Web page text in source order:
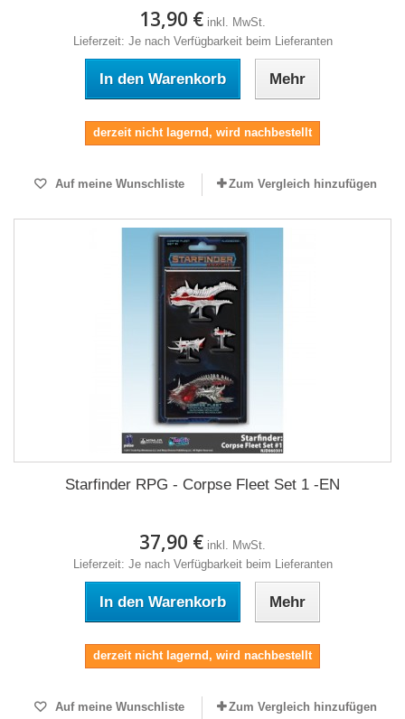
13,90 € inkl. MwSt.
Lieferzeit: Je nach Verfügbarkeit beim Lieferanten
In den Warenkorb Mehr
derzeit nicht lagernd, wird nachbestellt
Auf meine Wunschliste Zum Vergleich hinzufügen
Starfinder RPG - Corpse Fleet Set 1 -EN
37,90 € inkl. MwSt.
Lieferzeit: Je nach Verfügbarkeit beim Lieferanten
In den Warenkorb Mehr
derzeit nicht lagernd, wird nachbestellt
Auf meine Wunschliste Zum Vergleich hinzufügen